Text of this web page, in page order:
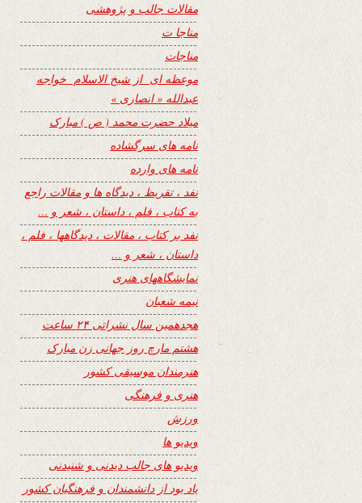
مقالات جالب و پژوهشی
مناجا ت
مناجات
موعظه ای از شیخ الاسلام خواجه
عبدالله « انصاری »
میلاد حضرت محمد ( ص ) مبارک
نامه های سرگشاده
نامه های وارده
نفد ، تقریظ ، دیدگاه ها و مقالات راجع
به کتاب ، فلم ، داستان ، شعر و …
نفد بر کتاب ، مقالات ، دیدگاهها ، فلم ،
داستان ، شعر و …
نمایشگاههای هنری
نیمه شعبان
هجدهمین سال نشراتی ۲۴ ساعت
هشتم مارچ روز جهانی زن مبارک
هنرمندان موسیقی کشور
هنری و فرهنگی
ورزش
ویدیو ها
ویدیو های جالب دیدنی و شنیدنی
یاد بود از دانشمندان و فرهنگیان کشور